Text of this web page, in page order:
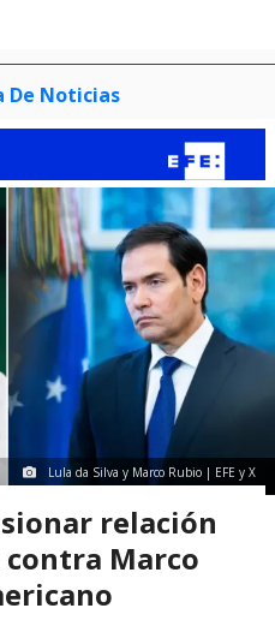
De Noticias
Lula da Silva y Marco Rubio | EFE y X
relación
contra Marco